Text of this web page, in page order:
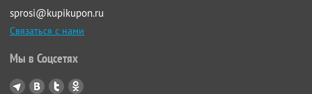
sprosi@kupikupon.ru
Связаться с нами
Мы в Соцсетях